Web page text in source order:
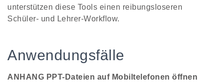
unterstützen diese Tools einen reibungsloseren
Schüler- und Lehrer-Workflow.
Anwendungsfälle
ANHANG PPT-Dateien auf Mobiltelefonen öffnen